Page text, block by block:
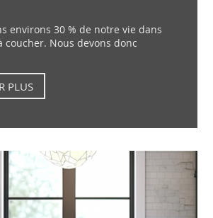
environs 30 % de notre vie dans
coucher. Nous devons donc
PLUS